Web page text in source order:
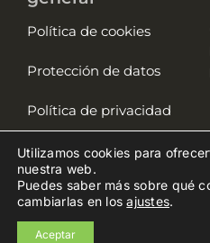
Política de cookies
Protección de datos
Política de privacidad
Aviso legal
Utilizamos cookies para
nuestra web.
Puedes saber más sobre qué
cambiarlas en losajustes.
Aceptar